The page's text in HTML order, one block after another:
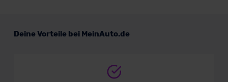
Deine Vorteile bei MeinAuto.de